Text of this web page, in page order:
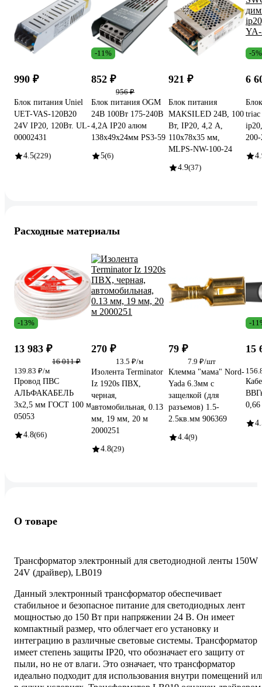
990 ₽
Блок питания Uniel
UET-VAS-120B20
24V IP20, 120Вт. UL-
00002431
4.5(229)
-11%
852 ₽
956 ₽
Блок питания OGM
24В 100Вт 175-240В
4,2А IP20 алюм
138х49х24мм PS3-59
5(6)
921 ₽
Блок питания
MAKSILED 24В, 100
Вт, IP20, 4,2 А,
110х78х35 мм,
MLPS-NW-100-24
4.9(37)
-5%
6
Расходные материалы
-13%
13 983 ₽
16 011 ₽
139.83 ₽/м
Провод ПВС
АЛЬФАКАБЕЛЬ
3х2,5 мм ГОСТ 100 м
05053
4.8(66)
270 ₽
13.5 ₽/м
Изолента Terminator
Iz 1920s ПВХ,
черная,
автомобильная, 0.13
мм, 19 мм, 20 м
2000251
4.8(29)
79 ₽
7.9 ₽/шт
Клемма "мама" Nord-
Yada 6.3мм с
защелкой (для
разъемов) 1.5-
2.5кв.мм 906369
4.4(9)
-
15
О товаре
Трансформатор электронный для светодиодной ленты 150W
24V (драйвер), LB019
Данный электронный трансформатор обеспечивает
стабильное и безопасное питание для светодиодных лент
мощностью до 150 Вт при напряжении 24 В. Он имеет
компактный размер, что облегчает его установку и
интеграцию в различные световые системы. Трансформатор
имеет степень защиты IP20, что обозначает его защиту от
пыли, но не от влаги. Это означает, что трансформатор
идеально подходит для использования внутри помещений